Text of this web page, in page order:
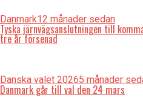
Danmark12 månader sedan
Tyska järnvägsanslutningen till
tre år försenad
Danska valet 20265 månader
Danmark går till val den 24 mars